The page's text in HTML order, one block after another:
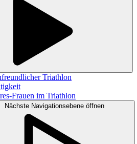
Triathlon
Frauen im Triathlon
Nächste Navigationsebene öffnen